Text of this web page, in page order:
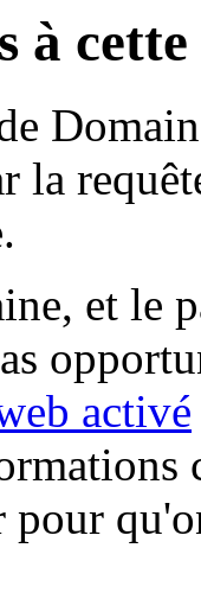
à
la
et le
activé
pour